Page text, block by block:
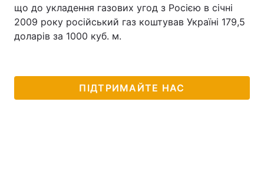
що до укладення газових угод з Росією в січні
2009 року російський газ коштував Україні 179,5
доларів за 1000 куб. м.
ПІДТРИМАЙТЕ НАС